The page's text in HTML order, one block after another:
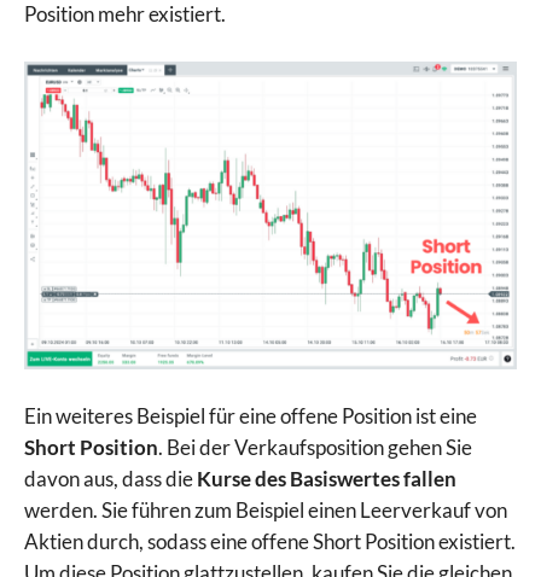
Position mehr existiert.
Ein weiteres Beispiel für eine offene Position ist eine
Short Position. Bei der Verkaufsposition gehen Sie
davon aus, dass dieKurse des Basiswertes fallen
werden. Sie führen zum Beispiel einen Leerverkauf von
Aktien durch, sodass eine offene Short Position existiert.